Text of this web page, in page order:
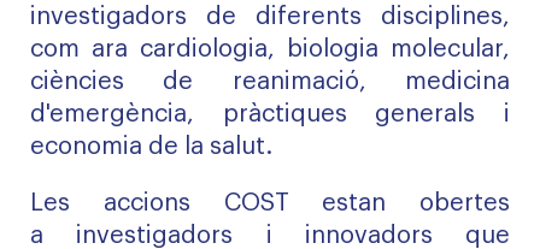
investigadors de diferents disciplines,
com ara cardiologia, biologia molecular,
ciències de reanimació, medicina
d'emergència, pràctiques generals i
economia de la salut.
Les accions COST estan obertes
a investigadors i innovadors que